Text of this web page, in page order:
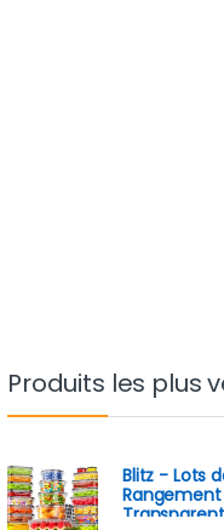
Produits les plus
Blitz - Lots